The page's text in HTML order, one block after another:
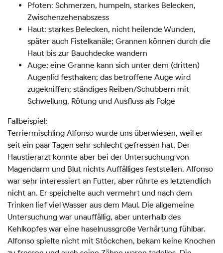
Pfoten: Schmerzen, humpeln, starkes Belecken,
Zwischenzehenabszess
Haut: starkes Belecken, nicht heilende Wunden,
später auch Fistelkanäle; Grannen können durch die
Haut bis zur Bauchdecke wandern
Auge: eine Granne kann sich unter dem (dritten)
Augenlid festhaken; das betroffene Auge wird
zugekniffen; ständiges Reiben/Schubbern mit
Schwellung, Rötung und Ausfluss als Folge
Fallbeispiel:
Terriermischling Alfonso wurde uns überwiesen, weil er
seit ein paar Tagen sehr schlecht gefressen hat. Der
Haustierarzt konnte aber bei der Untersuchung von
Magendarm und Blut nichts Auffälliges feststellen. Alfonso
war sehr interessiert an Futter, aber rührte es letztendlich
nicht an. Er speichelte auch vermehrt und nach dem
Trinken lief viel Wasser aus dem Maul. Die allgemeine
Untersuchung war unauffällig, aber unterhalb des
Kehlkopfes war eine haselnussgroße Verhärtung fühlbar.
Alfonso spielte nicht mit Stöckchen, bekam keine Knochen